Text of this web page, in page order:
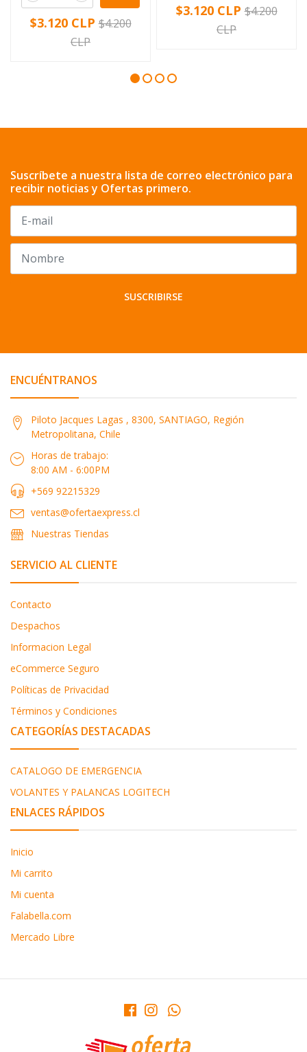
$3.120 CLP $4.200
CLP
$3.120 CLP $4.200
CLP
Suscríbete a nuestra lista de correo electrónico para
recibir noticias y Ofertas primero.
SUSCRIBIRSE
ENCUÉNTRANOS
Piloto Jacques Lagas , 8300, SANTIAGO, Región
Metropolitana, Chile
Horas de trabajo:
8:00 AM - 6:00PM
+569 92215329
ventas@ofertaexpress.cl
Nuestras Tiendas
SERVICIO AL CLIENTE
Contacto
Despachos
Informacion Legal
eCommerce Seguro
Políticas de Privacidad
Términos y Condiciones
CATEGORÍAS DESTACADAS
CATALOGO DE EMERGENCIA
VOLANTES Y PALANCAS LOGITECH
ENLACES RÁPIDOS
Inicio
Mi carrito
Mi cuenta
Falabella.com
Mercado Libre